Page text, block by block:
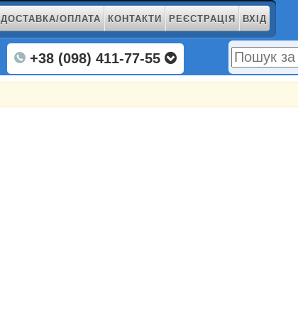
ДОСТАВКА/ОПЛАТА КОНТАКТИ РЕЄСТРАЦІЯ ВХІД
+38 (098) 411-77-55